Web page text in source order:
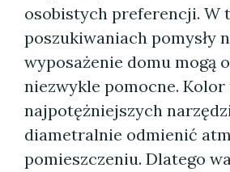
osobistych preferencji. W
poszukiwaniach pomysły
wyposażenie domu mogą
niezwykle pomocne. Kolor
najpotężniejszych
diametralnie odmienić
pomieszczeniu. Dlatego